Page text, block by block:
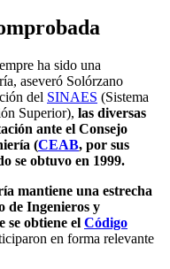
ha sido una
aseveró Solórzano
del SINAES (Sistema
Superior), las diversas
ante el Consejo
(CEAB, por sus
se obtuvo en 1999.
mantiene una estrecha
de Ingenieros y
se obtiene el Código
en forma relevante